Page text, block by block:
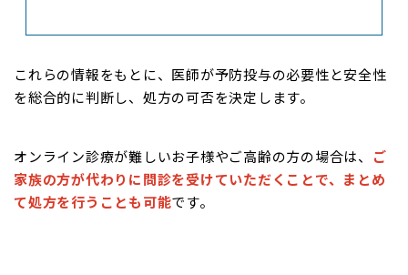
これらの情報をもとに、医師が予防投与の必要性と安全性
を総合的に判断し、処方の可否を決定します。
オンライン診療が難しいお子様やご高齢の方の場合は、
ご
家族の方が代わりに問診を受けていただくことで、まとめ
て処方を行うことも可能です。